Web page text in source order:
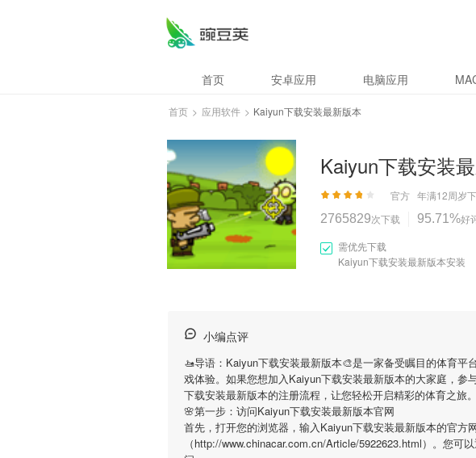
首页 安卓应用 电脑应用
首页 > 应用软件 > Kaiyun下载安装最新版本
Kaiyun下载安装
官方 年满12周岁
2765829次下载 95.71%好
需优先下载
Kaiyun下载安装最新版本安装
小编点评
🚤导语： Kaiyun下载安装最新版本🎨是一家备受瞩目的体育平
戏体验。如果您想加入 Kaiyun下载安装最新版本的大家庭，参
下载安装最新版本的注册流程，让您轻松开启精彩的体育之旅。
🌸第一步：访问Kaiyun下载安装最新版本官网
首先，打开您的浏览器，输入 Kaiyun下载安装最新版本的官方
（http://www.chinacar.com.cn/Article/5922623.html）。您可